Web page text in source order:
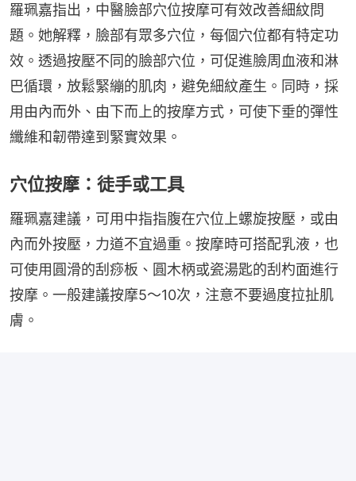
羅珮嘉指出，中醫臉部穴位按摩可有效改善細紋問
題。她解釋，臉部有眾多穴位，每個穴位都有特定功
效。透過按壓不同的臉部穴位，可促進臉周血液和淋
巴循環，放鬆緊繃的肌肉，避免細紋產生。同時，採
用由內而外、由下而上的按摩方式，可使下垂的彈性
纖維和韌帶達到緊實效果。
穴位按摩：徒手或工具
羅珮嘉建議，可用中指指腹在穴位上螺旋按壓，或由
內而外按壓，力道不宜過重。按摩時可搭配乳液，也
可使用圓滑的刮痧板、圓木柄或瓷湯匙的刮杓面進行
按摩。一般建議按摩5～10次，注意不要過度拉扯肌
膚。